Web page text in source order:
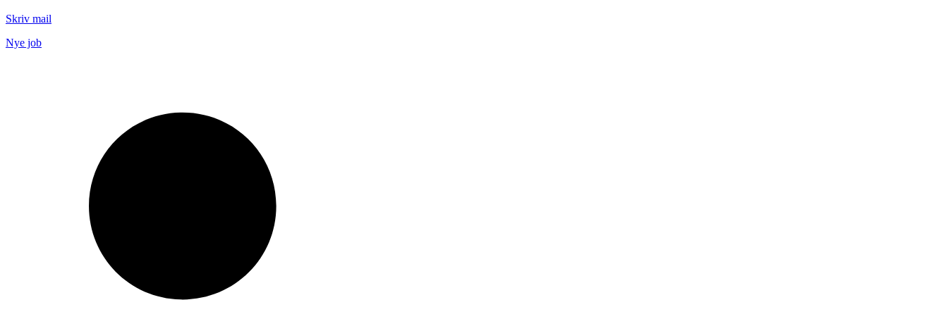
Skriv mail
Nye job